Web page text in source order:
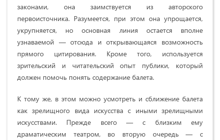
законами, она заимствуется из авторского
первоисточника. Разумеется, при этом она упрощается,
укрупняется, но основная линия остается вполне
узнаваемой — отсюда и открывающаяся возможность
прямого цитирования. Кроме того, используется
зрительский и читательский опыт публики, который
должен помочь понять содержание балета.
К тому же, в этом можно усмотреть и сближение балета
как зрелищного вида искусства с иными зрелищными
искусствами. Прежде всего — с близким ему
драматическим театром, во вторую очередь — с